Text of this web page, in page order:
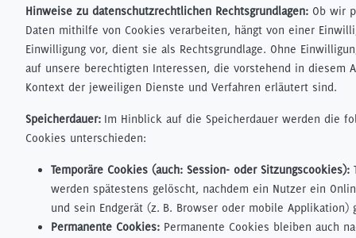
Hinweise zu datenschutzrechtlichen Rechtsgrundlagen: Ob wir
Daten mithilfe von Cookies verarbeiten, hängt von einer
Einwilligung vor, dient sie als Rechtsgrundlage. Ohne
auf unsere berechtigten Interessen, die vorstehend in diesem
Kontext der jeweiligen Dienste und Verfahren erläutert sind.
Speicherdauer: Im Hinblick auf die Speicherdauer werden die
Cookies unterschieden:
Temporäre Cookies (auch: Session- oder Sitzungscookies):
werden spätestens gelöscht, nachdem ein Nutzer ein
und sein Endgerät (z. B. Browser oder mobile Applikation)
Permanente Cookies: Permanente Cookies bleiben auch